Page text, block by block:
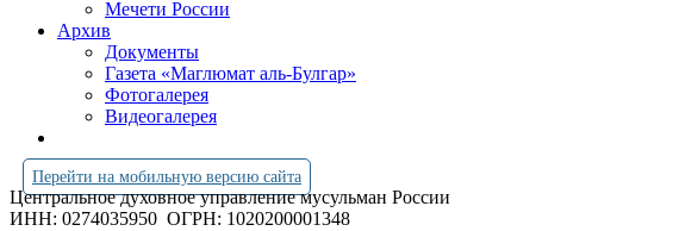
Мечети России
Архив
Документы
Газета «Маглюмат аль-Булгар»
Фотогалерея
Видеогалерея
Перейти на мобильную версию сайта
Центральное духовное управление мусульман России
ИНН: 0274035950 ОГРН: 1020200001348